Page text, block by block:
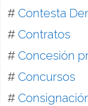
# Contesta
# Contratos
# Concesión
# Concursos
#